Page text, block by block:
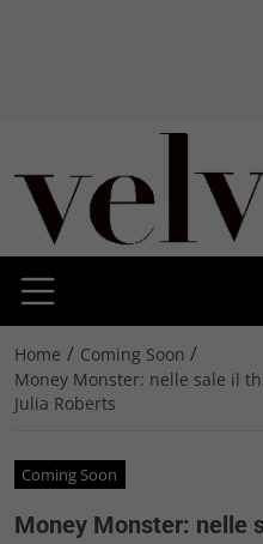
Home / Coming Soon /
Money Monster: nelle sale il
Julia Roberts
Coming Soon
Money Monster: nelle